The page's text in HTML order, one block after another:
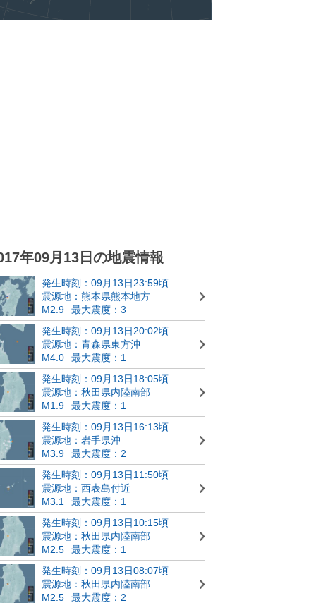
年09月13日の地震情報
発生時刻：09月13日23:59頃
震源地：熊本県熊本地方
M2.9
最大震度：3
発生時刻：09月13日20:02頃
震源地：青森県東方沖
M4.0
最大震度：1
発生時刻：09月13日18:05頃
震源地：秋田県内陸南部
M1.9
最大震度：1
発生時刻：09月13日16:13頃
震源地：岩手県沖
M3.9
最大震度：2
発生時刻：09月13日11:50頃
震源地：西表島付近
M3.1
最大震度：1
発生時刻：09月13日10:15頃
震源地：秋田県内陸南部
M2.5
最大震度：1
発生時刻：09月13日08:07頃
震源地：秋田県内陸南部
M2.5
最大震度：2